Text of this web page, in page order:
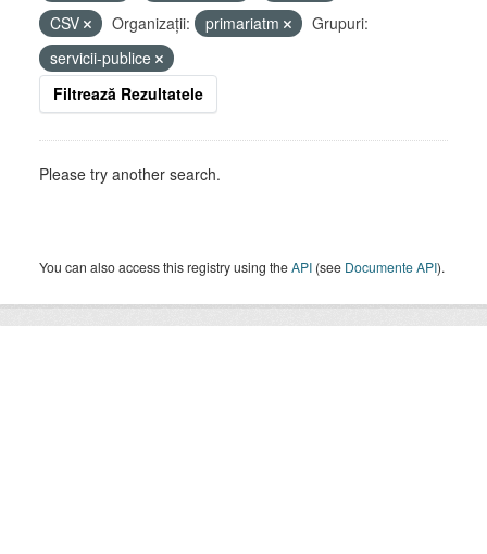
CSV
Organizații: primariatm
Grupuri:
servicii-publice
Filtrează Rezultatele
Please try another search.
You can also access this registry using theAPI (see Documente API).